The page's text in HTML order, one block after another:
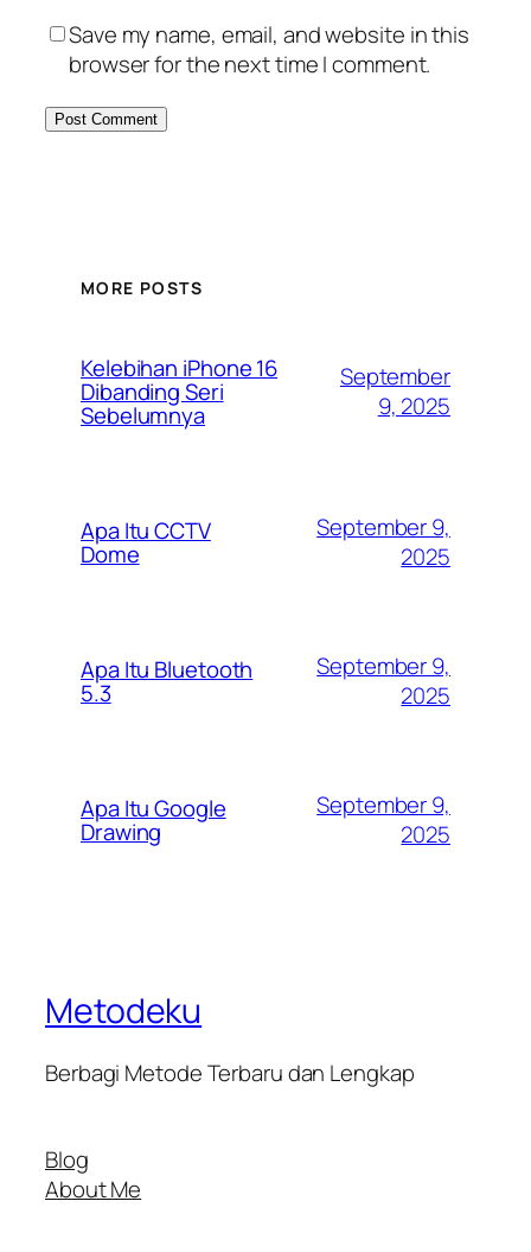
Save my name, email, and website in this
browser for the next time I comment.
MORE POSTS
Kelebihan iPhone 16
Dibanding Seri
Sebelumnya
September
9, 2025
Apa Itu CCTV
Dome
September 9,
2025
Apa Itu Bluetooth
5.3
September 9,
2025
Apa Itu Google
Drawing
September 9,
2025
Metodeku
Berbagi Metode Terbaru dan Lengkap
Blog
About Me